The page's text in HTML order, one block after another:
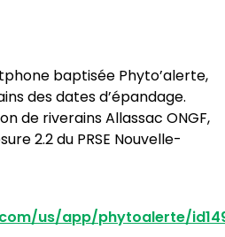
baptisée Phyto’alerte,
des dates d’épandage.
de riverains Allassac ONGF,
2.2 du PRSE Nouvelle-
us/app/phytoalerte/